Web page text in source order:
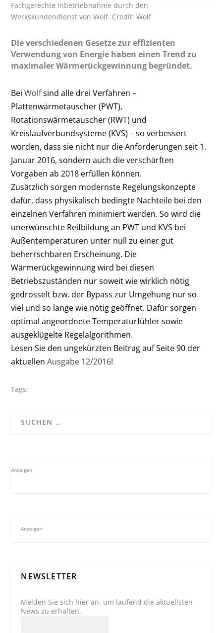
Fachgerechte Inbetriebnahme durch den
Werkskundendienst von Wolf. Credit: Wolf
Die verschiedenen Gesetze zur effizienten
Verwendung von Energie haben einen Trend zu
maximaler Wärmerückgewinnung begründet.
BeiWolfsind alle drei Verfahren –
Plattenwärmetauscher (PWT),
Rotationswärmetauscher (RWT) und
Kreislaufverbundsysteme (KVS) – so verbessert
worden, dass sie nicht nur die Anforderungen seit 1.
Januar 2016, sondern auch die verschärften
Vorgaben ab 2018 erfüllen können.
Zusätzlich sorgen modernste Regelungskonzepte
dafür, dass physikalisch bedingte Nachteile bei den
einzelnen Verfahren minimiert werden. So wird die
unerwünschte Reifbildung an PWT und KVS bei
Außentemperaturen unter null zu einer gut
beherrschbaren Erscheinung. Die
Wärmerückgewinnung wird bei diesen
Betriebszuständen nur soweit wie wirklich nötig
gedrosselt bzw. der Bypass zur Umgehung nur so
viel und so lange wie nötig geöffnet. Dafür sorgen
optimal angeordnete Temperaturfühler sowie
ausgeklügelte Regelalgorithmen.
Lesen Sie den ungekürzten Beitrag auf Seite 90 der
aktuellenAusgabe 12/2016!
Tags:
Anzeigen
Anzeigen
NEWSLETTER
Melden Sie sich hier an, um laufend die aktuellsten
News zu erhalten.